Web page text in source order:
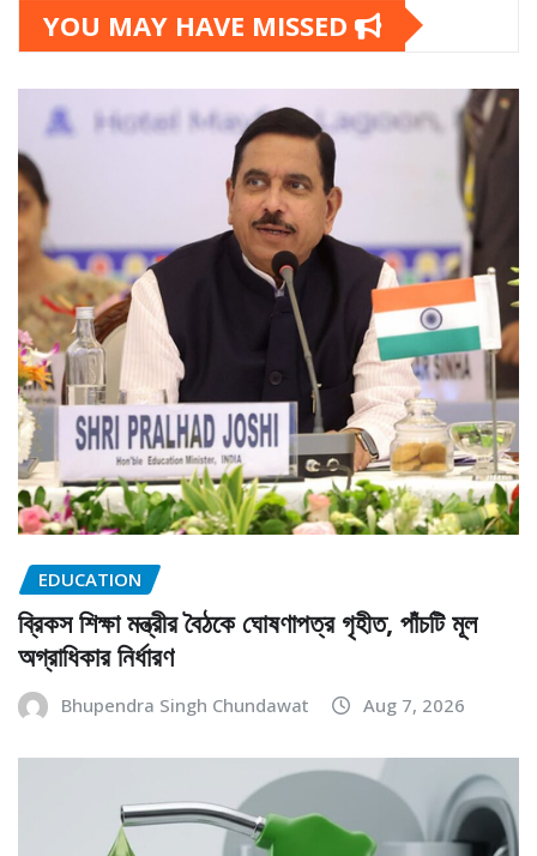
YOU MAY HAVE MISSED
EDUCATION
ব্রিকস শিক্ষা মন্ত্রীর বৈঠকে ঘোষণাপত্র গৃহীত, পাঁচটি মূল
অগ্রাধিকার নির্ধারণ
Bhupendra Singh Chundawat Aug 7, 2026